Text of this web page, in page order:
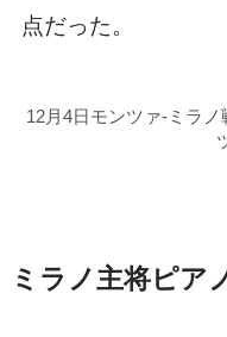
点だった。
12月4日モンツァ-ミラ
ミラノ主将ピア